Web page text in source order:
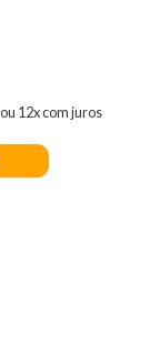
12x com juros